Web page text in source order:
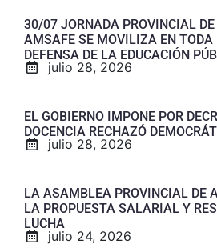
30/07 JORNADA PROVINCIAL DE
AMSAFE SE MOVILIZA EN TODA
DEFENSA DE LA EDUCACIÓN
julio 28, 2026
EL GOBIERNO IMPONE POR
DOCENCIA RECHAZÓ
julio 28, 2026
LA ASAMBLEA PROVINCIAL DE
LA PROPUESTA SALARIAL Y
LUCHA
julio 24, 2026